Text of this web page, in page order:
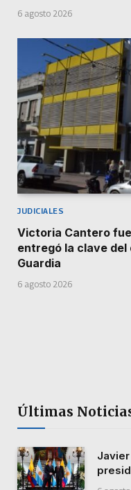
6 agosto 2026
JUDICIALES
Victoria Cantero
entregó la clave
Guardia
6 agosto 2026
Últimas